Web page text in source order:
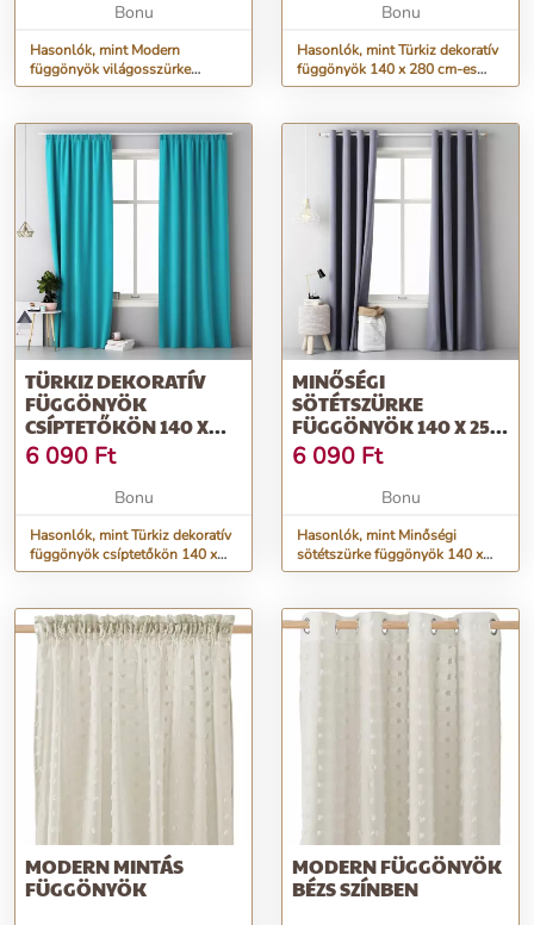
Bonu
Hasonlók, mint Modern
függönyök világosszürke
színben 140 x 280 cm
Bonu
Hasonlók, mint Türkiz dekoratív
függönyök 140 x 280 cm-es
fogókon
TÜRKIZ DEKORATÍV
FÜGGÖNYÖK
CSÍPTETŐKÖN 140 X
250 CM
6 090 Ft
Bonu
Hasonlók, mint Türkiz dekoratív
függönyök csíptetőkön 140 x
250 cm
MINŐSÉGI
SÖTÉTSZÜRKE
FÜGGÖNYÖK 140 X 250
CM
6 090 Ft
Bonu
Hasonlók, mint Minőségi
sötétszürke függönyök 140 x
250 cm
MODERN MINTÁS
FÜGGÖNYÖK
MODERN FÜGGÖNYÖK
BÉZS SZÍNBEN